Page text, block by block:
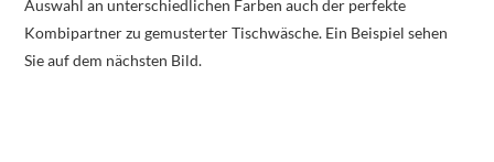
Auswahl an unterschiedlichen Farben auch der perfekte
Kombipartner zu gemusterter Tischwäsche. Ein Beispiel sehen
Sie auf dem nächsten Bild.